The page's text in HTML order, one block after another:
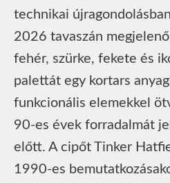
technikai
2026 tavaszán
fehér, szürke, fekete és
palettát egy kortars
funkcionális elemekkel
90-es évek forradalmát
előtt. A cipőt Tinker
1990-es